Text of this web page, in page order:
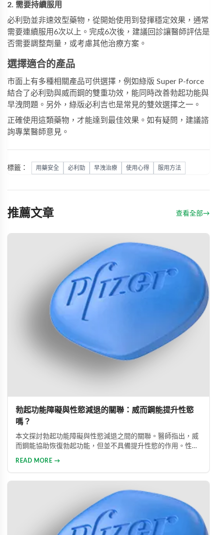
2. 需要持續服用
必利勁並非速效型藥物，從開始使用到發揮穩定效果，通常
需要連續服用6次以上。完成6次後，建議回診讓醫師評估是
否需要調整劑量，或考慮其他治療方案。
選擇適合的產品
市面上有多種相關產品可供選擇，例如綠版 Super P-force
結合了必利勁與威而鋼的雙重功效，能同時改善勃起功能與
早洩問題。另外， 綠版必利吉也是常見的雙效選擇之一。
正確使用這類藥物，才能達到最佳效果。如有疑問，建議諮
詢專業醫師意見。
標籤： 用藥安全 必利勁 早洩治療 使用心得 服用方法
推薦文章 查看全部→
勃起功能障礙與性慾減退的關聯：威而鋼能提升性慾
嗎？
本文探討勃起功能障礙與性慾減退之間的關聯。醫師指出，威
而鋼能協助恢復勃起功能，但並不具備提升性慾的作用。性慾
式有效治療。
READ MORE →